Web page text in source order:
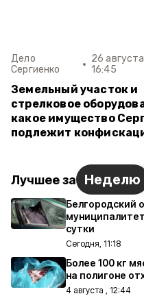
Дело
Сергиенко
26
16:45
Земельный участок и
стрелковое
какое имущество
подлежит
Лучшее за Неделю
Белгородский
сутки
Сегодня, 11:18
Более 100 кг
на полигоне
4 августа , 12:44